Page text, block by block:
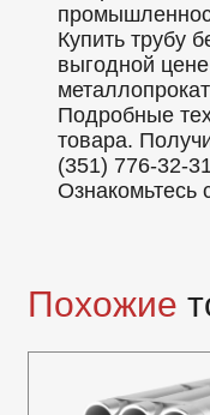
Купить трубу
выгодной
Подробные
товара.
(351) 776-32-
Ознакомьтесь
Похожие